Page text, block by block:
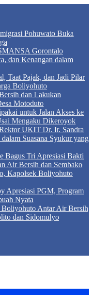
Pohuwato Buka
Gorontalo
dan Kenangan dalam
Taat Pajak, dan Jadi Pilar
Boliyohuto
dan Lakukan
Motoduto
untuk Jalan Akses ke
Mengaku Dikeroyok
UKIT Dr. Ir. Sandra
Suasana Syukur yang
Bagus Tri Apresiasi Bakti
Air Bersih dan Sembako
Kapolsek Boliyohuto
Apresiasi PGM, Program
Nyata
Antar Air Bersih
dan Sidomulyo